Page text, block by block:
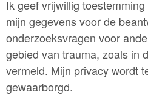
Ik geef vrijwillig
mijn gegevens voor de beantwoording van
onderzoeksvragen voor
gebied van trauma, zoals in
vermeld. Mijn privacy wordt te allen tijde
gewaarborgd.